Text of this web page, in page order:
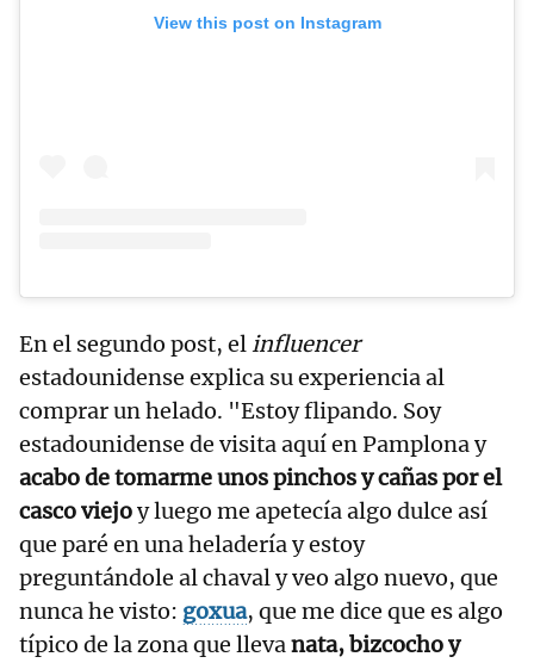
View this post on Instagram
En el segundo post, elinfluencer
estadounidense explica su experiencia al
comprar un helado. "Estoy flipando. Soy
estadounidense de visita aquí en Pamplona y
acabo de tomarme unos pinchos y cañas por el
casco viejoy luego me apetecía algo dulce así
que paré en una heladería y estoy
preguntándole al chaval y veo algo nuevo, que
nunca he visto: goxua, que me dice que es algo
típico de la zona que llevanata, bizcocho y